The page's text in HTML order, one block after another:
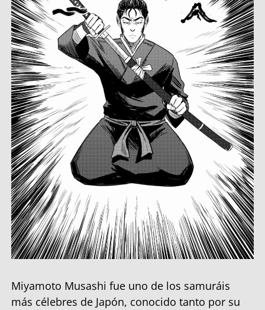
Miyamoto Musashi fue uno de los samuráis
más célebres de Japón, conocido tanto por su